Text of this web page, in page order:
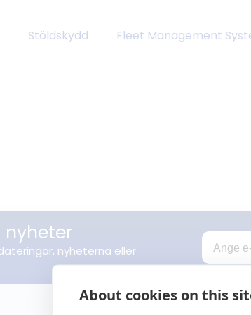
About cookies on this
Stöldskydd Fleet Management
nyheter
nyheterna eller